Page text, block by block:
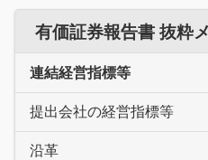
有価証券報告書 抜粋
連結経営指標等
提出会社の経営指標等
沿革